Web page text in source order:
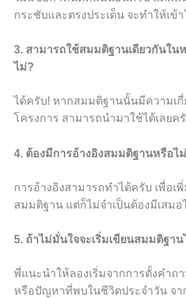
กระชับและตรงประเด็น จะทำให้เข้
3. สามารถใช้สมมติฐานเดียวกันใน
ไม่?
ได้ครับ! หากสมมติฐานนั้นมีความเกี่
โครงการ สามารถนำมาใช้ได้เลยค
4. ต้องมีการอ้างอิงสมมติฐานหรือไ
การอ้างอิงสามารถทำได้ครับ เพื่อเ
สมมติฐาน แต่ก็ไม่จำเป็นต้องมีเสมอ
5. ถ้าไม่มั่นใจจะเริ่มเขียนสมมติฐาน
พี่แนะนำให้ลองเริ่มจากการตั้งคำถ
หรือปัญหาที่พบในชีวิตประจำวัน จ